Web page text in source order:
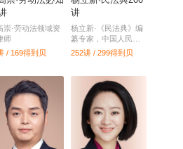
崇·劳动法领域资
师
/ 169得到贝
讲
杨立新·《民法典》编
纂专家，中国人民大
学教授
252讲 / 299得到贝